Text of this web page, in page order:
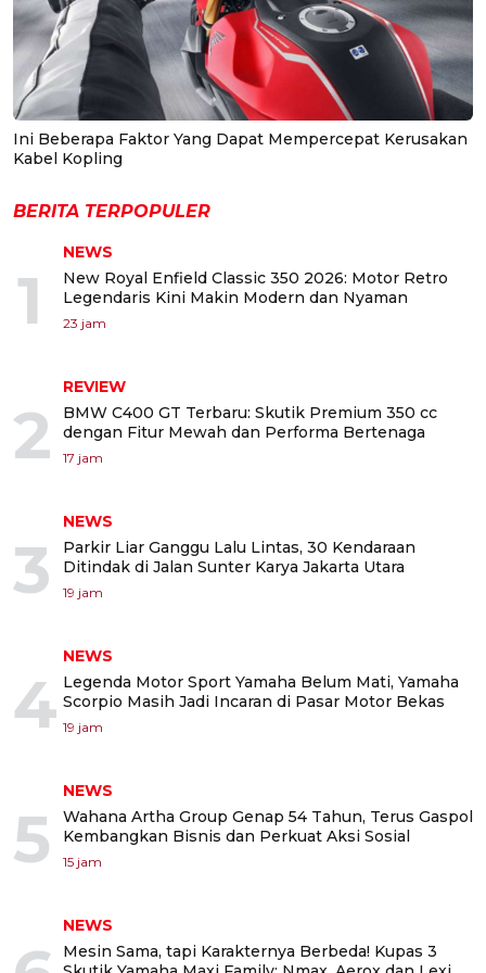
Ini Beberapa Faktor Yang Dapat Mempercepat Kerusakan
Kabel Kopling
BERITA TERPOPULER
1
NEWS
New Royal Enfield Classic 350 2026: Motor Retro
Legendaris Kini Makin Modern dan Nyaman
23 jam
2
REVIEW
BMW C400 GT Terbaru: Skutik Premium 350 cc
dengan Fitur Mewah dan Performa Bertenaga
17 jam
3
NEWS
Parkir Liar Ganggu Lalu Lintas, 30 Kendaraan
Ditindak di Jalan Sunter Karya Jakarta Utara
19 jam
4
NEWS
Legenda Motor Sport Yamaha Belum Mati, Yamaha
Scorpio Masih Jadi Incaran di Pasar Motor Bekas
19 jam
5
NEWS
Wahana Artha Group Genap 54 Tahun, Terus Gaspol
Kembangkan Bisnis dan Perkuat Aksi Sosial
15 jam
NEWS
Mesin Sama, tapi Karakternya Berbeda! Kupas 3